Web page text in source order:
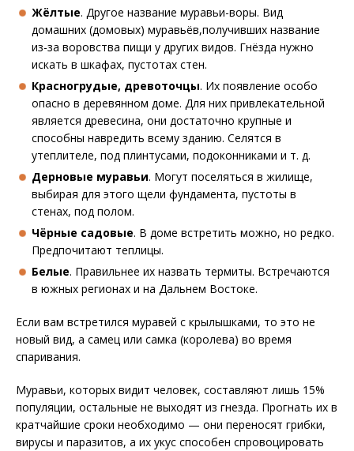
Жёлтые. Другое название муравьи-воры. Вид
домашних (домовых) муравьёв,получивших название
из-за воровства пищи у других видов. Гнёзда нужно
искать в шкафах, пустотах стен.
Красногрудые, древоточцы. Их появление особо
опасно в деревянном доме. Для них привлекательной
является древесина, они достаточно крупные и
способны навредить всему зданию. Селятся в
утеплителе, под плинтусами, подоконниками и т. д.
Дерновые муравьи. Могут поселяться в жилище,
выбирая для этого щели фундамента, пустоты в
стенах, под полом.
Чёрные садовые. В доме встретить можно, но редко.
Предпочитают теплицы.
Белые. Правильнее их назвать термиты. Встречаются
в южных регионах и на Дальнем Востоке.
Если вам встретился муравей с крылышками, то это не
новый вид, а самец или самка (королева) во время
спаривания.
Муравьи, которых видит человек, составляют лишь 15%
популяции, остальные не выходят из гнезда. Прогнать их в
кратчайшие сроки необходимо — они переносят грибки,
вирусы и паразитов, а их укус способен спровоцировать